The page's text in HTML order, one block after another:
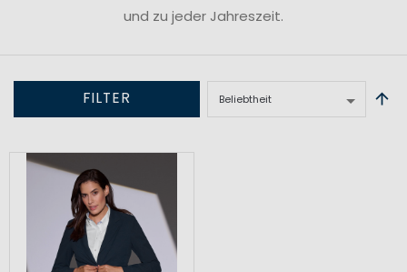
und zu jeder Jahreszeit.
FILTER